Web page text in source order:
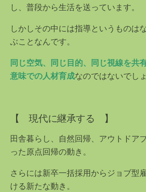
し、普段から生活を送っています。
しかしその中には指導というものは
ぶことなんです。
同じ空気、同じ目的、同じ視線を共
意味での人材育成なのではないでしょ
【 現代に継承する 】
田舎暮らし、自然回帰、アウトドア
った原点回帰の動き。
さらには新卒一括採用からジョブ型
ける新たな動き。